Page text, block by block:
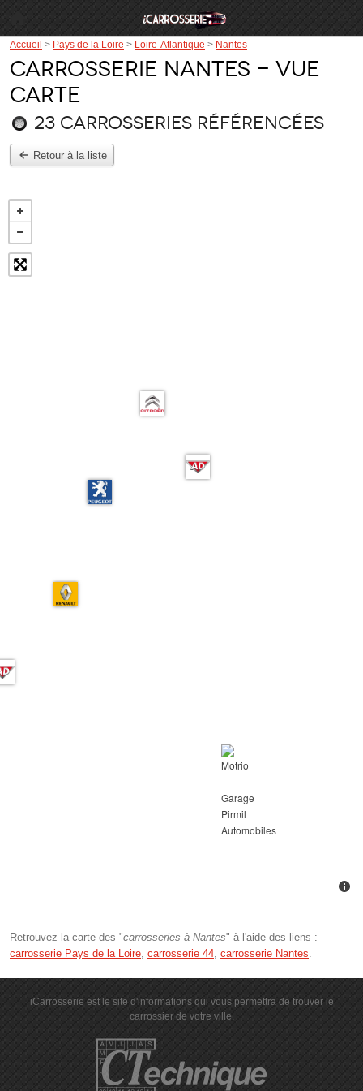
Accueil > Pays de la Loire > Loire-Atlantique > Nantes
Carrosserie Nantes - Vue
carte
23 carrosseries référencées
Retour à la liste
Retrouvez la carte des "carrosseries à Nantes" à l'aide des liens :
carrosserie Pays de la Loire carrosserie 44 carrosserie Nantes
iCarrosserie est le site d'informations qui vous permettra de trouver le
carrossier de votre ville.